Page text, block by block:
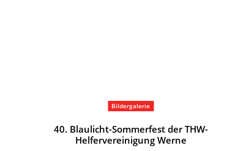
Bildergalerie
40. Blaulicht-Sommerfest der THW-
Helfervereinigung Werne